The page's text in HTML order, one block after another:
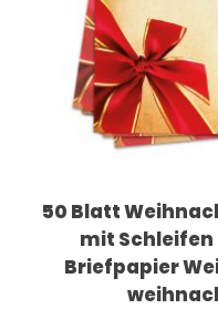
50 Blatt
mit Schleifen
Briefpapier